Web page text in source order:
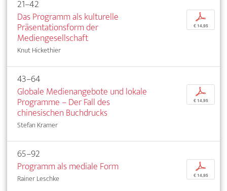
21–42
Das Programm als kulturelle
Präsentationsform der
Mediengesellschaft
Knut Hickethier
p
€ 14,95
43–64
Globale Medienangebote und lokale
Programme – Der Fall des
chinesischen Buchdrucks
Stefan Kramer
p
€ 14,95
65–92
Programm als mediale Form
Rainer Leschke
p
€ 14,95